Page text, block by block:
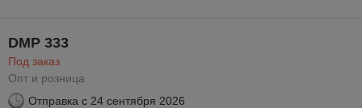
DMP 333
Под заказ
Опт и розница
Отправка с 24 сентября 2026